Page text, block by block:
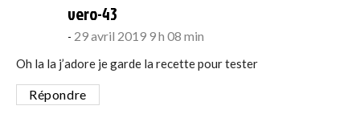
vero-43
29 avril 2019 9 h 08 min
Oh la la j’adore je garde la recette pour tester
Répondre